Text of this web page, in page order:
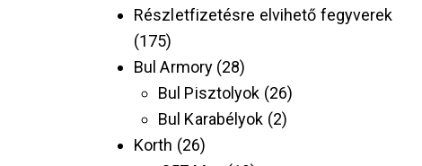
Részletfizetésre elvihető fegyverek
175
Bul Armory 28
Bul Pisztolyok 26
Bul Karabélyok 2
Korth 26